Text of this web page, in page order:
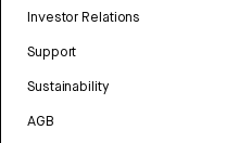
Investor Relations
Support
Sustainability
AGB